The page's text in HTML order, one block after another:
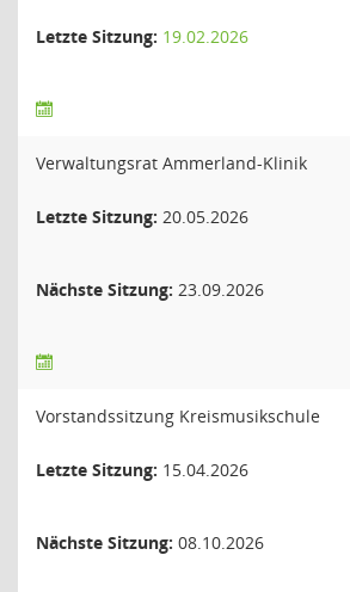
Letzte Sitzung: 19.02.2026
Verwaltungsrat Ammerland-Klinik
Letzte Sitzung: 20.05.2026
Nächste Sitzung: 23.09.2026
Vorstandssitzung Kreismusikschule
Letzte Sitzung: 15.04.2026
Nächste Sitzung: 08.10.2026